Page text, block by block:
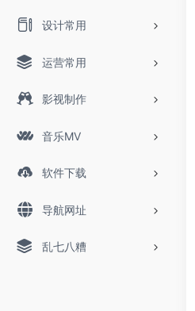
设计常用
运营常用
影视制作
音乐MV
软件下载
导航网址
乱七八糟